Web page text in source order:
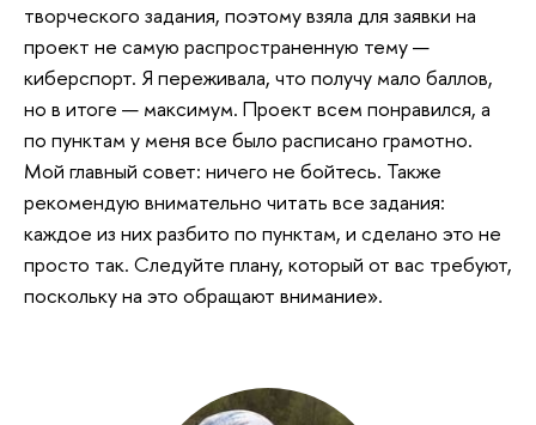
творческого задания, поэтому взяла для заявки на
проект не самую распространенную тему —
киберспорт. Я переживала, что получу мало баллов,
но в итоге — максимум. Проект всем понравился, а
по пунктам у меня все было расписано грамотно.
Мой главный совет: ничего не бойтесь. Также
рекомендую внимательно читать все задания:
каждое из них разбито по пунктам, и сделано это не
просто так. Следуйте плану, который от вас требуют,
поскольку на это обращают внимание».